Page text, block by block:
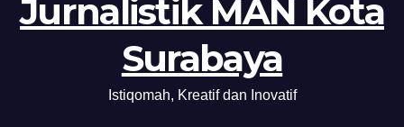
Jurnalistik MAN Kota
Surabaya
Istiqomah, Kreatif dan Inovatif